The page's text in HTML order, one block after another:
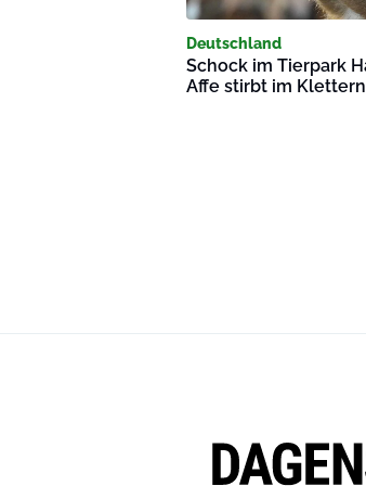
Deutschland
Schock im Tierpark
Affe stirbt im